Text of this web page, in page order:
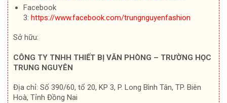
Facebook
3: https://www.facebook.com/trungnguyenfashion
Sở hữu:
CÔNG TY TNHH THIẾT BỊ VĂN PHÒNG – TRƯỜNG HỌC
TRUNG NGUYÊN
Địa chỉ: Số 390/60, tổ 20, KP 3, P. Long Bình Tân, TP. Biên
Hoà, Tỉnh Đồng Nai